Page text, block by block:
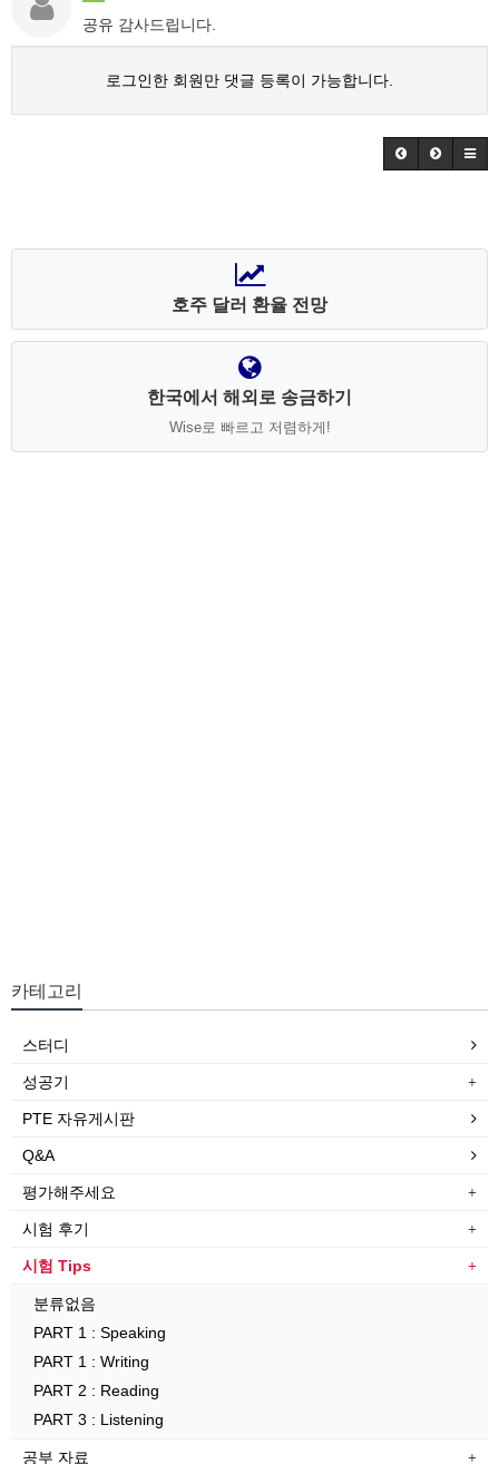
공유 감사드립니다.
로그인한 회원만 댓글 등록이 가능합니다.
호주 달러 환율 전망
한국에서 해외로 송금하기
Wise로 빠르고 저렴하게!
카테고리
스터디
성공기
PTE 자유게시판
Q&A
평가해주세요
시험 후기
시험 Tips
분류없음
PART 1 : Speaking
PART 1 : Writing
PART 2 : Reading
PART 3 : Listening
공부 자료